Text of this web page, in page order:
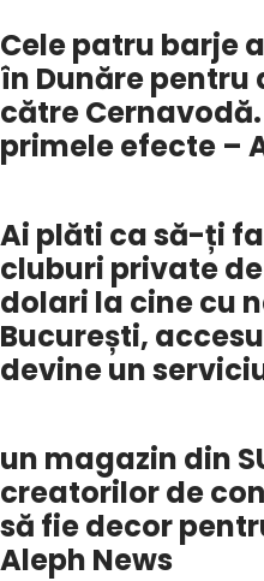
Cele patru barje
în Dunăre
către
primele efecte –
Ai plăti ca să-ți
cluburi private
dolari la cine cu
București,
devine un
un magazin din
creatorilor de
să fie decor
Aleph News